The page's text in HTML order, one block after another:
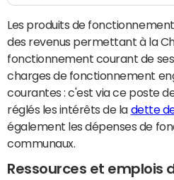
Les produits de
des revenus permettant à la
fonctionnement courant de
charges de fonctionnement
courantes : c'est via ce poste
réglés les intérêts de la dette
également les dépenses de
communaux.
Ressources et emplois